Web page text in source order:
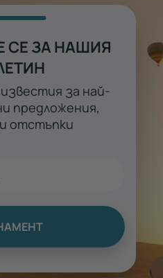
СЕ ЗА НАШИЯ
за най-
предложения,
отстъпки